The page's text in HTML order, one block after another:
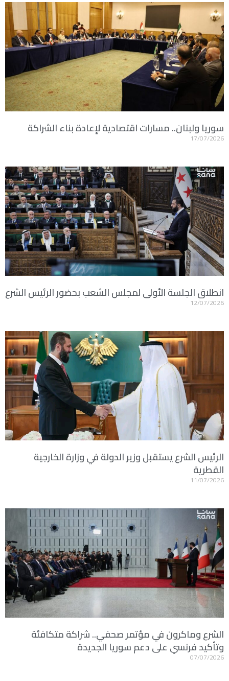
سوريا ولبنان.. مسارات اقتصادية لإعادة بناء الشراكة
17/07/2026
انطلاق الجلسة الأولى لمجلس الشعب بحضور الرئيس الشرع
12/07/2026
الرئيس الشرع يستقبل وزير الدولة في وزارة الخارجية
القطرية
11/07/2026
الشرع وماكرون في مؤتمر صحفي.. شراكة متكافئة
وتأكيد فرنسي على دعم سوريا الجديدة
07/07/2026